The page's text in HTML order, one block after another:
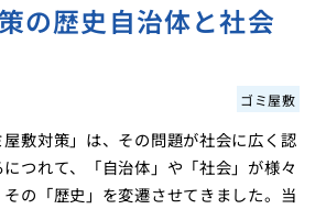
の歴史自治体と社会
ゴミ屋敷
敷対策」は、その問題が社会に広く認
つれて、「自治体」や「社会」が様々
の「歴史」を変遷させてきました。当